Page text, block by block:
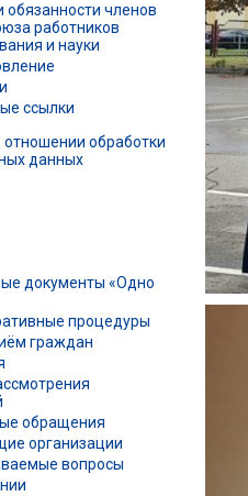
обязанности членов
работников
и науки
ссылки
отношении обработки
данных
документы «Одно
процедуры
граждан
обращения
организации
вопросы